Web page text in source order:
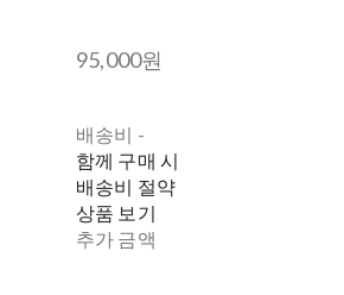
95,000원
배송비 -
함께 구매 시
배송비 절약
상품 보기
추가 금액